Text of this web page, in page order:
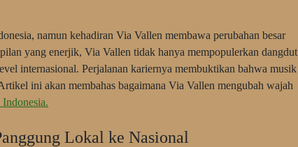
namun kehadiran Via Vallen membawa perubahan besar
yang enerjik, Via Vallen tidak hanya mempopulerkan dangdut
internasional. Perjalanan kariernya membuktikan bahwa musik
ini akan membahas bagaimana Via Vallen mengubah wajah
Lokal ke Nasional